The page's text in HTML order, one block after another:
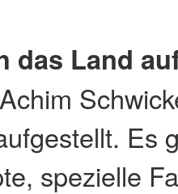
das Land
Es
spezielle